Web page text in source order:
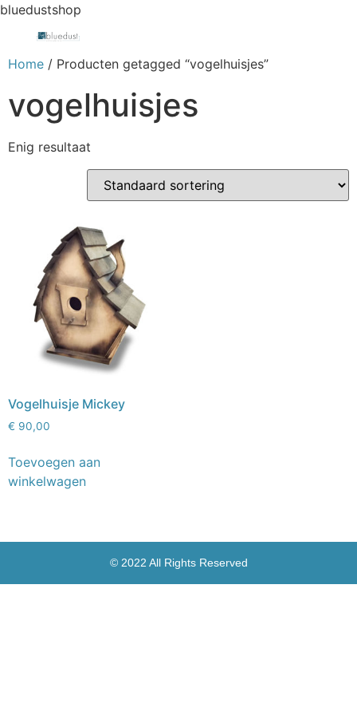
bluedustshop
Home / Producten getagged “vogelhuisjes”
vogelhuisjes
Enig resultaat
Vogelhuisje Mickey
€ 90,00
Toevoegen aan
winkelwagen
© 2022 All Rights Reserved